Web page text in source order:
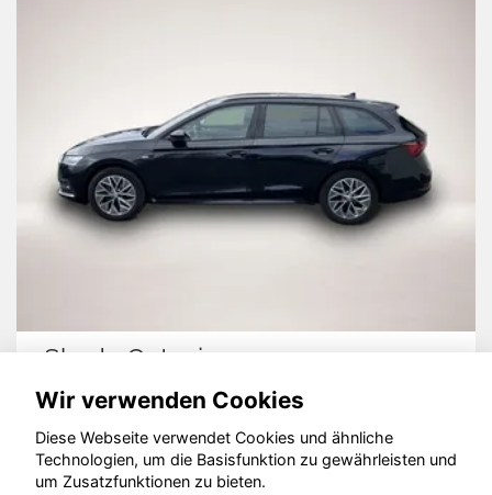
Skoda Octavia
© konjunkturmotor.de GmbH 2020 - 2026
Wir verwenden Cookies
Diese Webseite verwendet Cookies und ähnliche
Technologien, um die Basisfunktion zu gewährleisten und
um Zusatzfunktionen zu bieten.